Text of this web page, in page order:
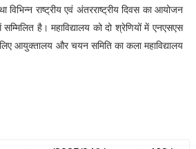
राष्ट्रीय एवं अंतरराष्ट्रीय दिवस का आयोजन
है। महाविद्यालय को दो श्रेणियों में एनएसएस
आयुक्तालय और चयन समिति का कला महाविद्यालय